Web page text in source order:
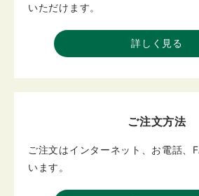
いただけます。
詳しく見る
ご注文方法
ご注文はインターネット、お電話、
います。